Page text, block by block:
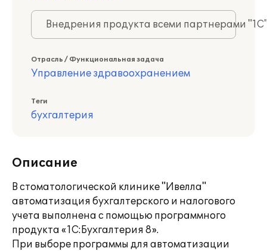
Внедрения продукта всеми партнерами
Отрасль / Функциональная задача
Управление здравоохранением
Теги
бухгалтерия
Описание
В стоматологической клинике "Ивелла"
автоматизация бухгалтерского и налогового
учета выполнена с помощью программного
продукта «1С:Бухгалтерия 8».
При выборе программы для автоматизации